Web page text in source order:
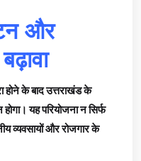
और
के बाद उत्तराखंड के
यह परियोजना न सिर्फ
व्यवसायों और रोजगार के